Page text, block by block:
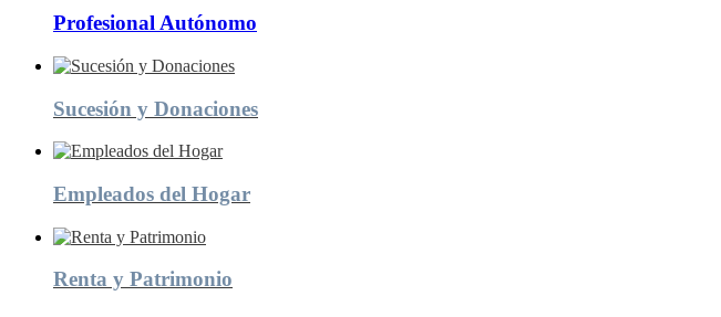
Profesional Autónomo
Sucesión y Donaciones
Empleados del Hogar
Renta y Patrimonio